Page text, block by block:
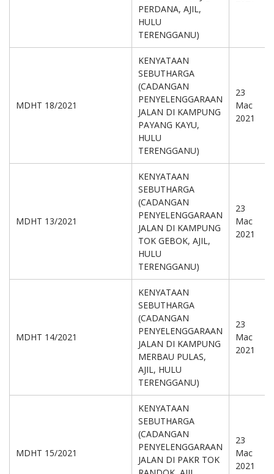
PERDANA, AJIL,
HULU
TERENGGANU)
MDHT 18/2021
KENYATAAN
SEBUTHARGA
(CADANGAN
PENYELENGGARAAN
JALAN DI KAMPUNG
PAYANG KAYU,
HULU
TERENGGANU)
23
Mac
2021
MDHT 13/2021
KENYATAAN
SEBUTHARGA
(CADANGAN
PENYELENGGARAAN
JALAN DI KAMPUNG
TOK GEBOK, AJIL,
HULU
TERENGGANU)
23
Mac
2021
MDHT 14/2021
KENYATAAN
SEBUTHARGA
(CADANGAN
PENYELENGGARAAN
JALAN DI KAMPUNG
MERBAU PULAS,
AJIL, HULU
TERENGGANU)
23
Mac
2021
MDHT 15/2021
KENYATAAN
SEBUTHARGA
(CADANGAN
PENYELENGGARAAN
JALAN DI PAKR TOK
23
Mac
2021